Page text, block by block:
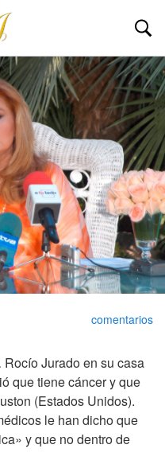
comentarios
. Rocío Jurado en su casa
que tiene cáncer y que
(Estados Unidos).
le han dicho que
y que no dentro de